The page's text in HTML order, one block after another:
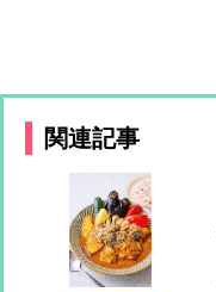
関連記事